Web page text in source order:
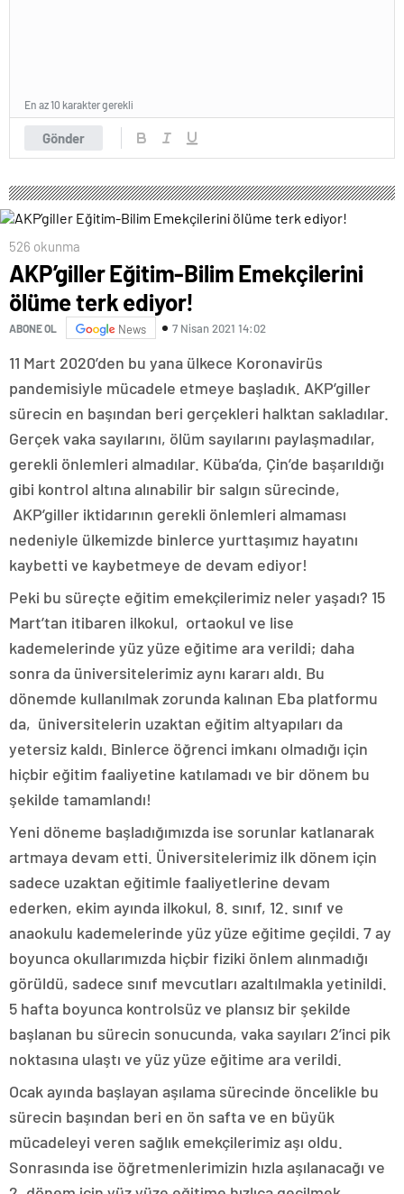
Gönder
En az 10 karakter gerekli
526 okunma
AKP’giller Eğitim-Bilim Emekçilerini
ölüme terk ediyor!
ABONE OL News 7 Nisan 2021 14:02
11 Mart 2020’den bu yana ülkece Koronavirüs
pandemisiyle mücadele etmeye başladık. AKP’giller
sürecin en başından beri gerçekleri halktan sakladılar.
Gerçek vaka sayılarını, ölüm sayılarını paylaşmadılar,
gerekli önlemleri almadılar. Küba’da, Çin’de başarıldığı
gibi kontrol altına alınabilir bir salgın sürecinde,
AKP’giller iktidarının gerekli önlemleri almaması
nedeniyle ülkemizde binlerce yurttaşımız hayatını
kaybetti ve kaybetmeye de devam ediyor!
Peki bu süreçte eğitim emekçilerimiz neler yaşadı? 15
Mart’tan itibaren ilkokul, ortaokul ve lise
kademelerinde yüz yüze eğitime ara verildi; daha
sonra da üniversitelerimiz aynı kararı aldı. Bu
dönemde kullanılmak zorunda kalınan Eba platformu
da, üniversitelerin uzaktan eğitim altyapıları da
yetersiz kaldı. Binlerce öğrenci imkanı olmadığı için
hiçbir eğitim faaliyetine katılamadı ve bir dönem bu
şekilde tamamlandı!
Yeni döneme başladığımızda ise sorunlar katlanarak
artmaya devam etti. Üniversitelerimiz ilk dönem için
sadece uzaktan eğitimle faaliyetlerine devam
ederken, ekim ayında ilkokul, 8. sınıf, 12. sınıf ve
anaokulu kademelerinde yüz yüze eğitime geçildi. 7 ay
boyunca okullarımızda hiçbir fiziki önlem alınmadığı
görüldü, sadece sınıf mevcutları azaltılmakla yetinildi.
5 hafta boyunca kontrolsüz ve plansız bir şekilde
başlanan bu sürecin sonucunda, vaka sayıları 2’inci pik
noktasına ulaştı ve yüz yüze eğitime ara verildi.
Ocak ayında başlayan aşılama sürecinde öncelikle bu
sürecin başından beri en ön safta ve en büyük
mücadeleyi veren sağlık emekçilerimiz aşı oldu.
Sonrasında ise öğretmenlerimizin hızla aşılanacağı ve